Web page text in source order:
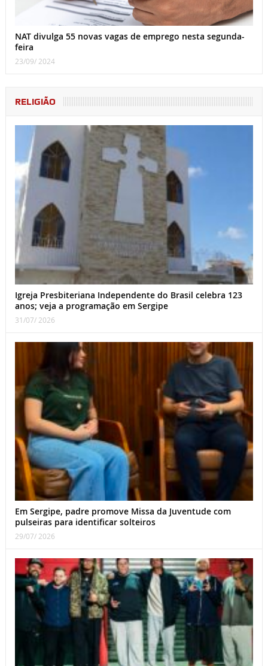
NAT divulga 55 novas vagas de emprego nesta segunda-
feira
23/09/ 2024
RELIGIÃO
Igreja Presbiteriana Independente do Brasil celebra 123
anos; veja a programação em Sergipe
31/07/ 2026
Em Sergipe, padre promove Missa da Juventude com
pulseiras para identificar solteiros
29/07/ 2026